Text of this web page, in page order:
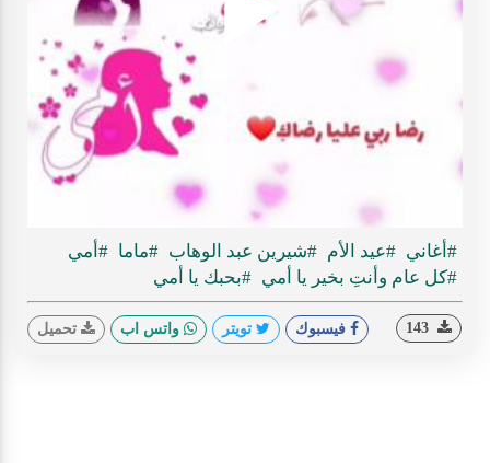
Play
#أغاني #عيد الأم #شيرين عبد الوهاب #ماما #أمي
#كل عام وأنتِ بخير يا أمي #بحبك يا أمي
فيسبوك تويتر واتس اب تحميل